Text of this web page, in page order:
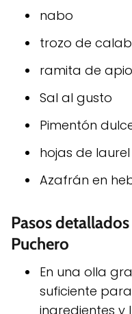
nabo
trozo de
ramita de apio
Sal al gusto
Pimentón
hojas de laurel
Azafrán en
Pasos
Puchero
En una olla
suficiente
ingredientes y